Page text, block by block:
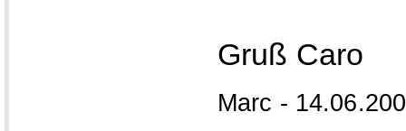
Gruß Caro
Marc -